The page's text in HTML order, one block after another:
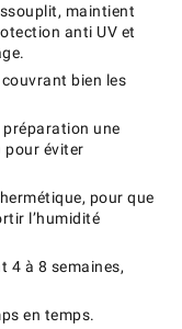
maintient
anti UV et
couvrant bien les
préparation une
pour éviter
pour que
l’humidité
4 à 8 semaines,
en temps.